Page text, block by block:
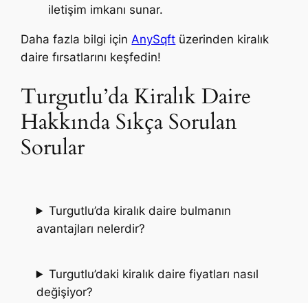
iletişim imkanı sunar.
Daha fazla bilgi içinAnySqft üzerinden kiralık
daire fırsatlarını keşfedin!
Turgutlu’da Kiralık Daire
Hakkında Sıkça Sorulan
Sorular
Turgutlu’da kiralık daire bulmanın
avantajları nelerdir?
Turgutlu’daki kiralık daire fiyatları nasıl
değişiyor?